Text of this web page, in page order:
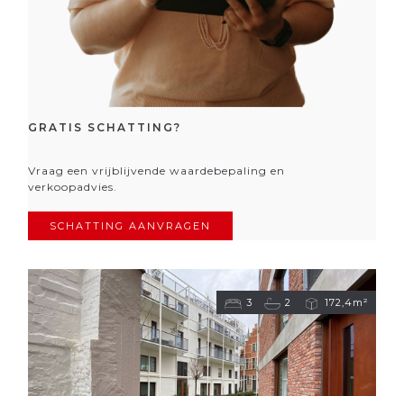
GRATIS SCHATTING?
Vraag een vrijblijvende waardebepaling en
verkoopadvies.
SCHATTING AANVRAGEN
3 2 172,4m²